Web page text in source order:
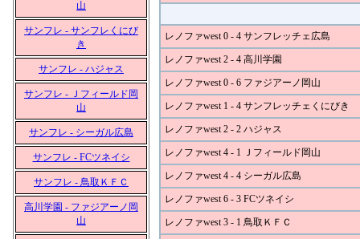
山
サンフレ - サンフレくにび
き
サンフレ - ハジャス
サンフレ - Ｊフィールド岡
山
サンフレ - シーガル広島
サンフレ - FCツネイシ
サンフレ - 鳥取ＫＦＣ
高川学園 - ファジアーノ岡
山
レノファwest 0 - 4 サンフレッチェ広島
レノファwest 2 - 4 高川学園
レノファwest 0 - 6 ファジアーノ岡山
レノファwest 1 - 4 サンフレッチェくにびき
レノファwest 2 - 2 ハジャス
レノファwest 4 - 1 Ｊフィールド岡山
レノファwest 4 - 4 シーガル広島
レノファwest 6 - 3 FCツネイシ
レノファwest 3 - 1 鳥取ＫＦＣ